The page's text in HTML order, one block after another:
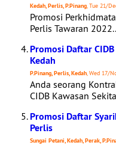
Kedah, Perlis, P.Pinang, Tue 21/
Promosi
Perlis Tawaran 2022..
Promosi Daftar
Kedah
P.Pinang, Perlis, Kedah, Wed 17/
Anda seorang
CIDB Kawasan
Promosi Daftar
Perlis
Sungai Petani, Kedah, Perak,